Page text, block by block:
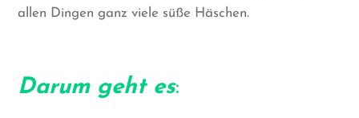
allen Dingen ganz viele süße Häschen.
Darum geht es: